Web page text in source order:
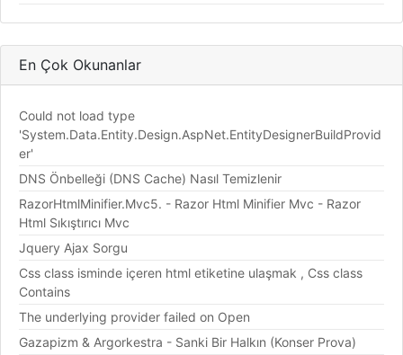
En Çok Okunanlar
Could not load type
'System.Data.Entity.Design.AspNet.EntityDesignerBuildProvid
er'
DNS Önbelleği (DNS Cache) Nasıl Temizlenir
RazorHtmlMinifier.Mvc5. - Razor Html Minifier Mvc - Razor
Html Sıkıştırıcı Mvc
Jquery Ajax Sorgu
Css class isminde içeren html etiketine ulaşmak , Css class
Contains
The underlying provider failed on Open
Gazapizm & Argorkestra - Sanki Bir Halkın (Konser Prova)